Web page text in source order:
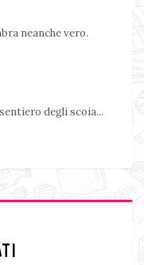
neanche vero.
degli scoia...